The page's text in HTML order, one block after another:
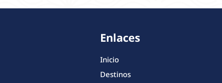
Enlaces
Inicio
Destinos